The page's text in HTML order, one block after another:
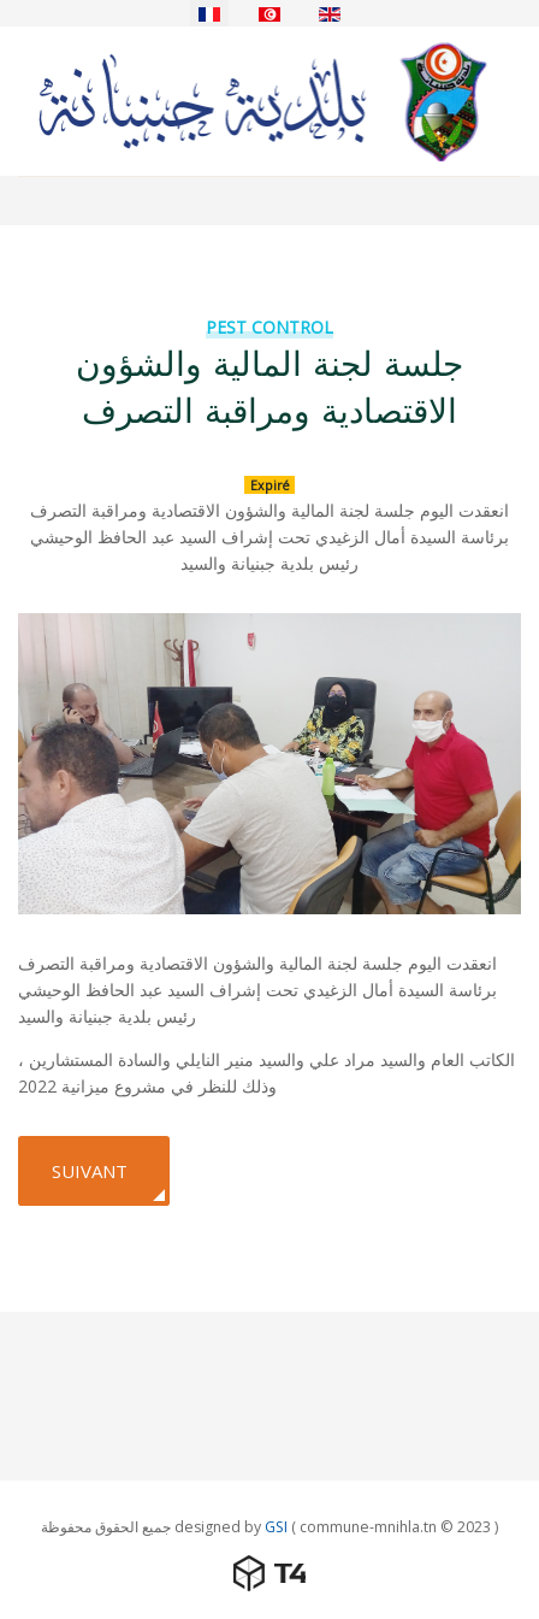
Sélectionnez votre langue
PEST CONTROL
جلسة لجنة المالية والشؤون
الاقتصادية ومراقبة التصرف
Expiré
انعقدت اليوم جلسة لجنة المالية والشؤون الاقتصادية ومراقبة التصرف
برئاسة السيدة أمال الزغيدي تحت إشراف السيد عبد الحافظ الوحيشي
رئيس بلدية جبنيانة والسيد
انعقدت اليوم جلسة لجنة المالية والشؤون الاقتصادية ومراقبة التصرف
برئاسة السيدة أمال الزغيدي تحت إشراف السيد عبد الحافظ الوحيشي
رئيس بلدية جبنيانة والسيد
الكاتب العام والسيد مراد علي والسيد منير النايلي والسادة المستشارين ،
وذلك للنظر في مشروع ميزانية 2022
SUIVANT
جميع الحقوق محفوظة designed by GSI ( commune-mnihla.tn © 2023 )